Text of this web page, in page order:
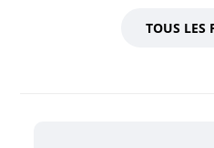
TOUS LES